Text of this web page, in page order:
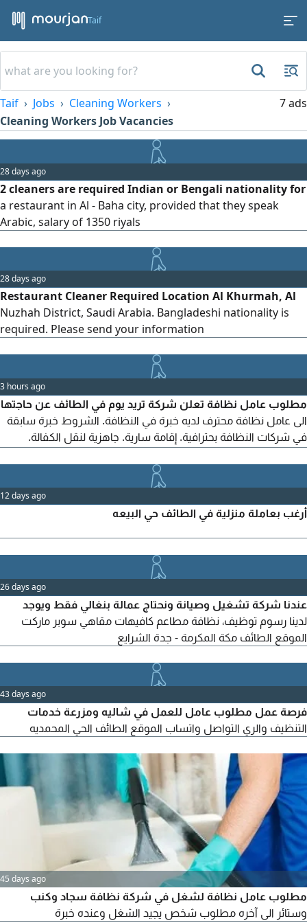
Taif
Taif Jobs
Cleaning Workers
Cleaning Workers Job Vacancies
7 ads
28 days ago
2 cleaners are required Indian or Bengali nationality for
a restaurant in Al - Baha city, provided that they speak
Arabic, salary of 1350 riyals
28 days ago
Restaurant Cleaner Required Location Al Khurmah, Al
Nuzhah District, Saudi Arabia. Bangladeshi nationality is
required. Please send your information
3 hours ago
مطلوب عامل نظافة تعلن شركة تريد يوم في الطائف عن حاجتها
الى عامل نظافة محترف لديه خبرة في النظافة. الشروط خبرة سابقة
في شركات النظافة بحترافية. إقامة سارية. جاهزية لنقل الكفالة.
الجدية والالتزام بالعمل. مقر العمل الطائف - منطقة مكة المكرمة.
التواصل للجادين فقط ممن تنطبق عليهم الشروط
12 days ago
أرغب بعاملة منزلية في الطائف حي البيعه
26 days ago
عندنا شركة تشغيل وصيانة ونحتاج عمالة بنغالي فقط ويوجد
لدينا رسوم توظيف، نظافة مطاعم كافيهات مقاهي سوبر ماركت
الموقع الطائف مكة المكرمة - جدة الشرايع
43 days ago
فرصة عمل مطلوب عامل للعمل في شاليه ومزرعة خدمات
التنظيف والري التواصل واتساب الموقع الطائف الحي المحمديه
45 days ago
مطلوب عامل نظافة لشغل في شركة نظافة سجاد وكنب
وستائر الى آخره مطلوب شخص يجيد الشغل وعنده خبرة